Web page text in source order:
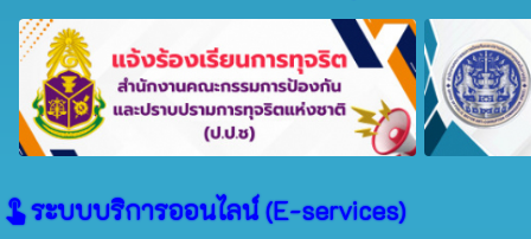
touch_appระบบบริการออนไลน์ (E-services)